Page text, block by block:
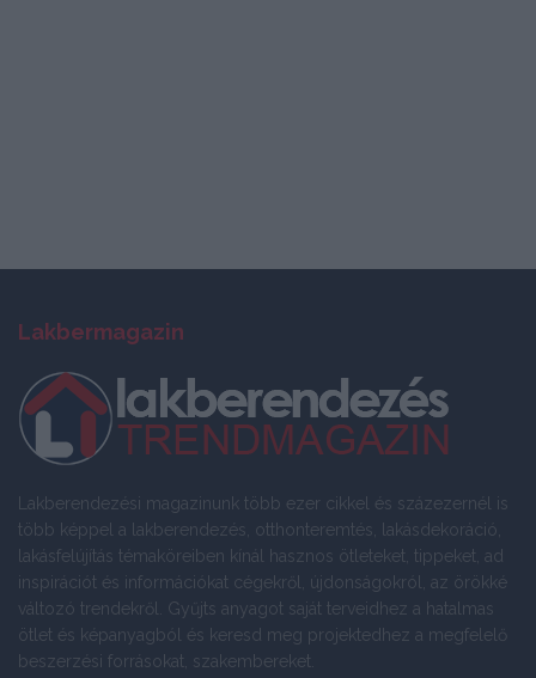
Lakbermagazin
Lakberendezési magazinunk több ezer cikkel és százezernél is
több képpel a lakberendezés, otthonteremtés, lakásdekoráció,
lakásfelújítás témaköreiben kínál hasznos ötleteket, tippeket, ad
inspirációt és információkat cégekről, újdonságokról, az örökké
változó trendekről. Gyűjts anyagot saját terveidhez a hatalmas
ötlet és képanyagból és keresd meg projektedhez a megfelelő
beszerzési forrásokat, szakembereket.